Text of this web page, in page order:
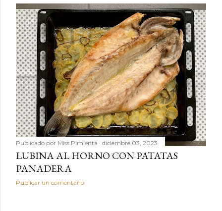
Publicado por Miss Pimienta diciembre 03, 2023
LUBINA AL HORNO CON PATATAS
PANADERA
Publicar un comentario